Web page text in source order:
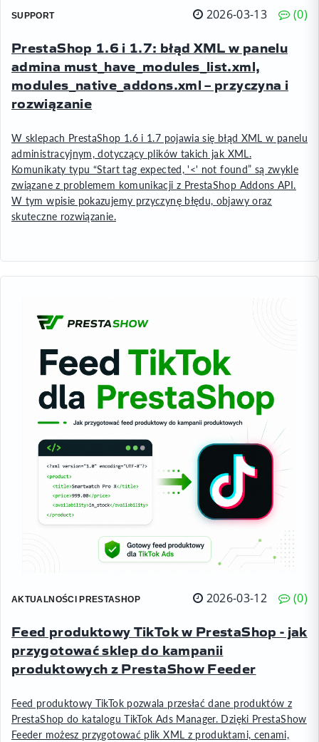
SUPPORT 2026-03-13 0
PrestaShop 1.6 i 1.7: błąd XML w panelu
admina must_have_modules_list.xml,
modules_native_addons.xml – przyczyna i
rozwiązanie
W sklepach PrestaShop 1.6 i 1.7 pojawia się błąd XML w panelu
administracyjnym, dotyczący plików takich jak XML.
Komunikaty typu “Start tag expected, '<' not found” są zwykle
związane z problemem komunikacji z PrestaShop Addons API.
W tym wpisie pokazujemy przyczynę błędu, objawy oraz
skuteczne rozwiązanie.
AKTUALNOŚCI PRESTASHOP 2026-03-12 0
Feed produktowy TikTok w PrestaShop - jak
przygotować sklep do kampanii
produktowych z PrestaShow Feeder
Feed produktowy TikTok pozwala przesłać dane produktów z
PrestaShop do katalogu TikTok Ads Manager. Dzięki PrestaShow
Feeder możesz przygotować plik XML z produktami, cenami,